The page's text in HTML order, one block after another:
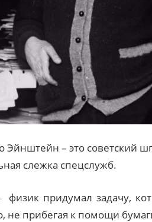
Эйнштейн – это советский
слежка спецслужб.
придумал задачу,
прибегая к помощи